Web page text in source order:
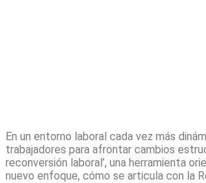
En un entorno laboral cada vez más
trabajadores para afrontar cambios
reconversión laboral’, una herramienta
nuevo enfoque, cómo se articula con la